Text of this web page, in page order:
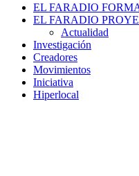
EL FARADIO
EL FARADIO
Actualidad
Investigación
Creadores
Movimientos
Iniciativa
Hiperlocal